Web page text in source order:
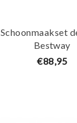
Schoonmaakset
Bestway
€88,95